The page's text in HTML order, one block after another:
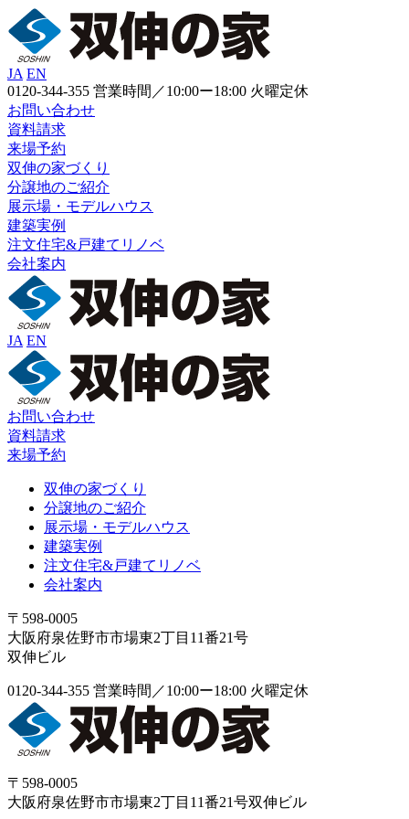
JA EN
0120-344-355 営業時間／10:00ー18:00 火曜定休
お問い合わせ
資料請求
来場予約
双伸の家づくり
分譲地のご紹介
展示場・モデルハウス
建築実例
注文住宅&戸建てリノベ
会社案内
JA EN
お問い合わせ
資料請求
来場予約
双伸の家づくり
分譲地のご紹介
展示場・モデルハウス
建築実例
注文住宅&戸建てリノベ
会社案内
〒598-0005
大阪府泉佐野市市場東2丁目11番21号
双伸ビル
0120-344-355 営業時間／10:00ー18:00 火曜定休
〒598-0005
大阪府泉佐野市市場東2丁目11番21号双伸ビル